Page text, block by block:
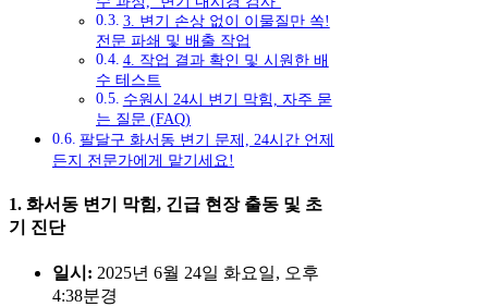
3. 변기 손상 없이 이물질만 쏙!
전문 파쇄 및 배출 작업
4. 작업 결과 확인 및 시원한 배
수 테스트
수원시 24시 변기 막힘, 자주 묻
는 질문 (FAQ)
팔달구 화서동 변기 문제, 24시간 언제
든지 전문가에게 맡기세요!
1. 화서동 변기 막힘, 긴급 현장 출동 및 초
기 진단
일시: 2025년 6월 24일 화요일, 오후
4:38분경